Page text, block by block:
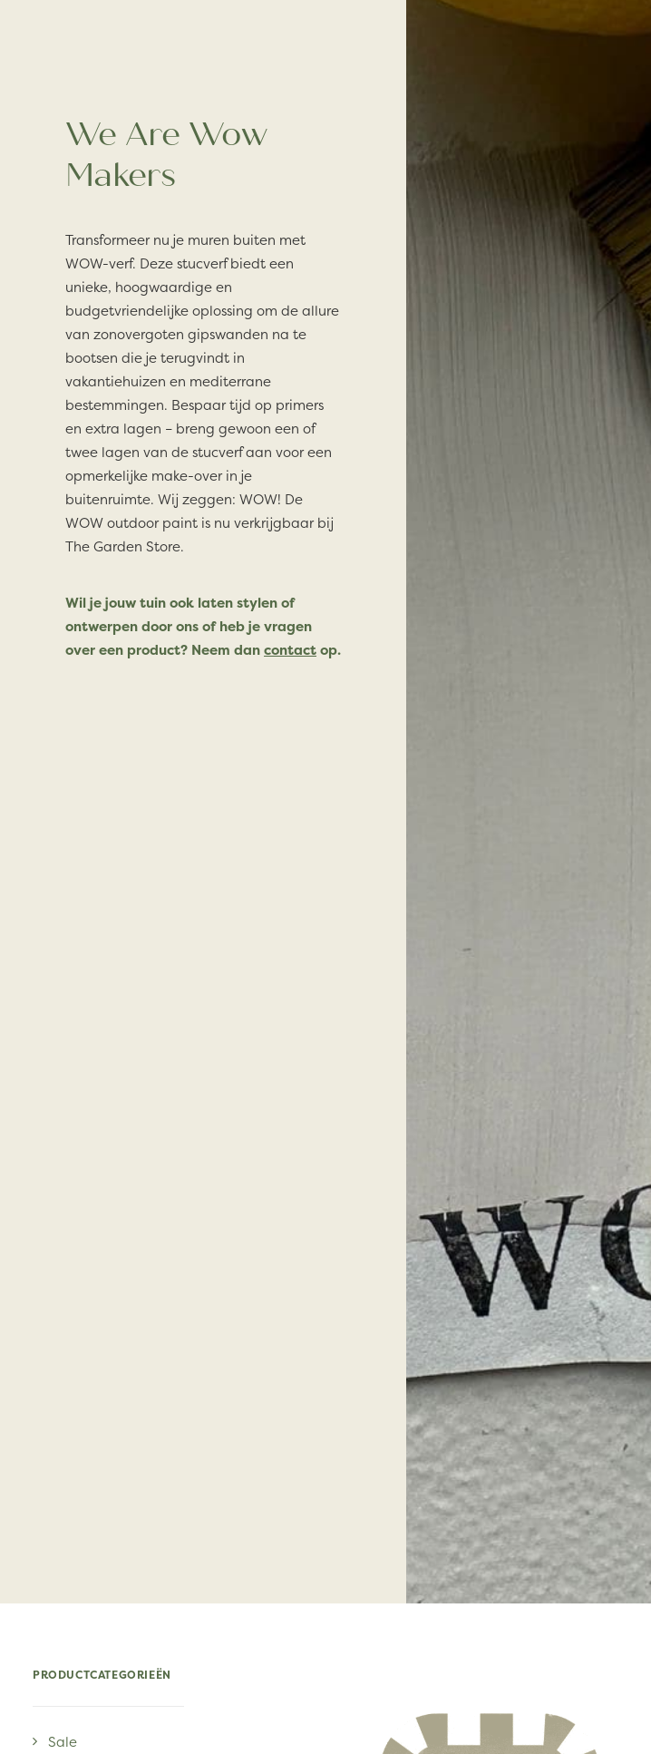
We Are Wow
Makers
Transformeer nu je muren buiten met
WOW-verf. Deze stucverf biedt een
unieke, hoogwaardige en
budgetvriendelijke oplossing om de allure
van zonovergoten gipswanden na te
bootsen die je terugvindt in
vakantiehuizen en mediterrane
bestemmingen. Bespaar tijd op primers
en extra lagen – breng gewoon een of
twee lagen van de stucverf aan voor een
opmerkelijke make-over in je
buitenruimte. Wij zeggen: WOW! De
WOW outdoor paint is nu verkrijgbaar bij
The Garden Store.
Wil je jouw tuin ook laten stylen of
ontwerpen door ons of heb je vragen
over een product? Neem dancontactop.
PRODUCTCATEGORIEËN
Sale